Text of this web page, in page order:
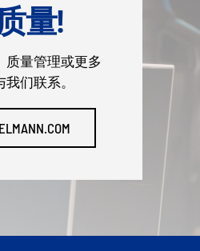
量!
质量管理或更多
们联系。